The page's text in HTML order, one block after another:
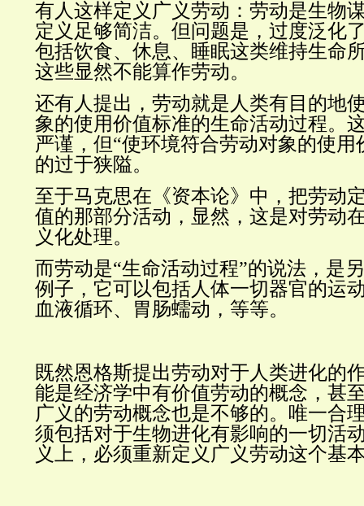
有人这样定义广义劳动：劳动是生物
定义足够简洁。但问题是，过度泛化
包括饮食、休息、睡眠这类维持生命
这些显然不能算作劳动。
还有人提出，劳动就是人类有目的地
象的使用价值标准的生命活动过程。
严谨，但“使环境符合劳动对象的使用
的过于狭隘。
至于马克思在《资本论》中，把劳动
值的那部分活动，显然，这是对劳动
义化处理。
而劳动是“生命活动过程”的说法，是
例子，它可以包括人体一切器官的运
血液循环、胃肠蠕动，等等。
既然恩格斯提出劳动对于人类进化的
能是经济学中有价值劳动的概念，甚
广义的劳动概念也是不够的。唯一合
须包括对于生物进化有影响的一切活
义上，必须重新定义广义劳动这个基